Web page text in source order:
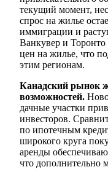
текущий момент,
спрос на жилье
иммиграции и
Ванкувер и
цен на жилье, что
этим регионам.
Канадский рынок
возможностей.
дачные участки
инвесторов.
по ипотечным
широкого круга
аренды
что дополнительно